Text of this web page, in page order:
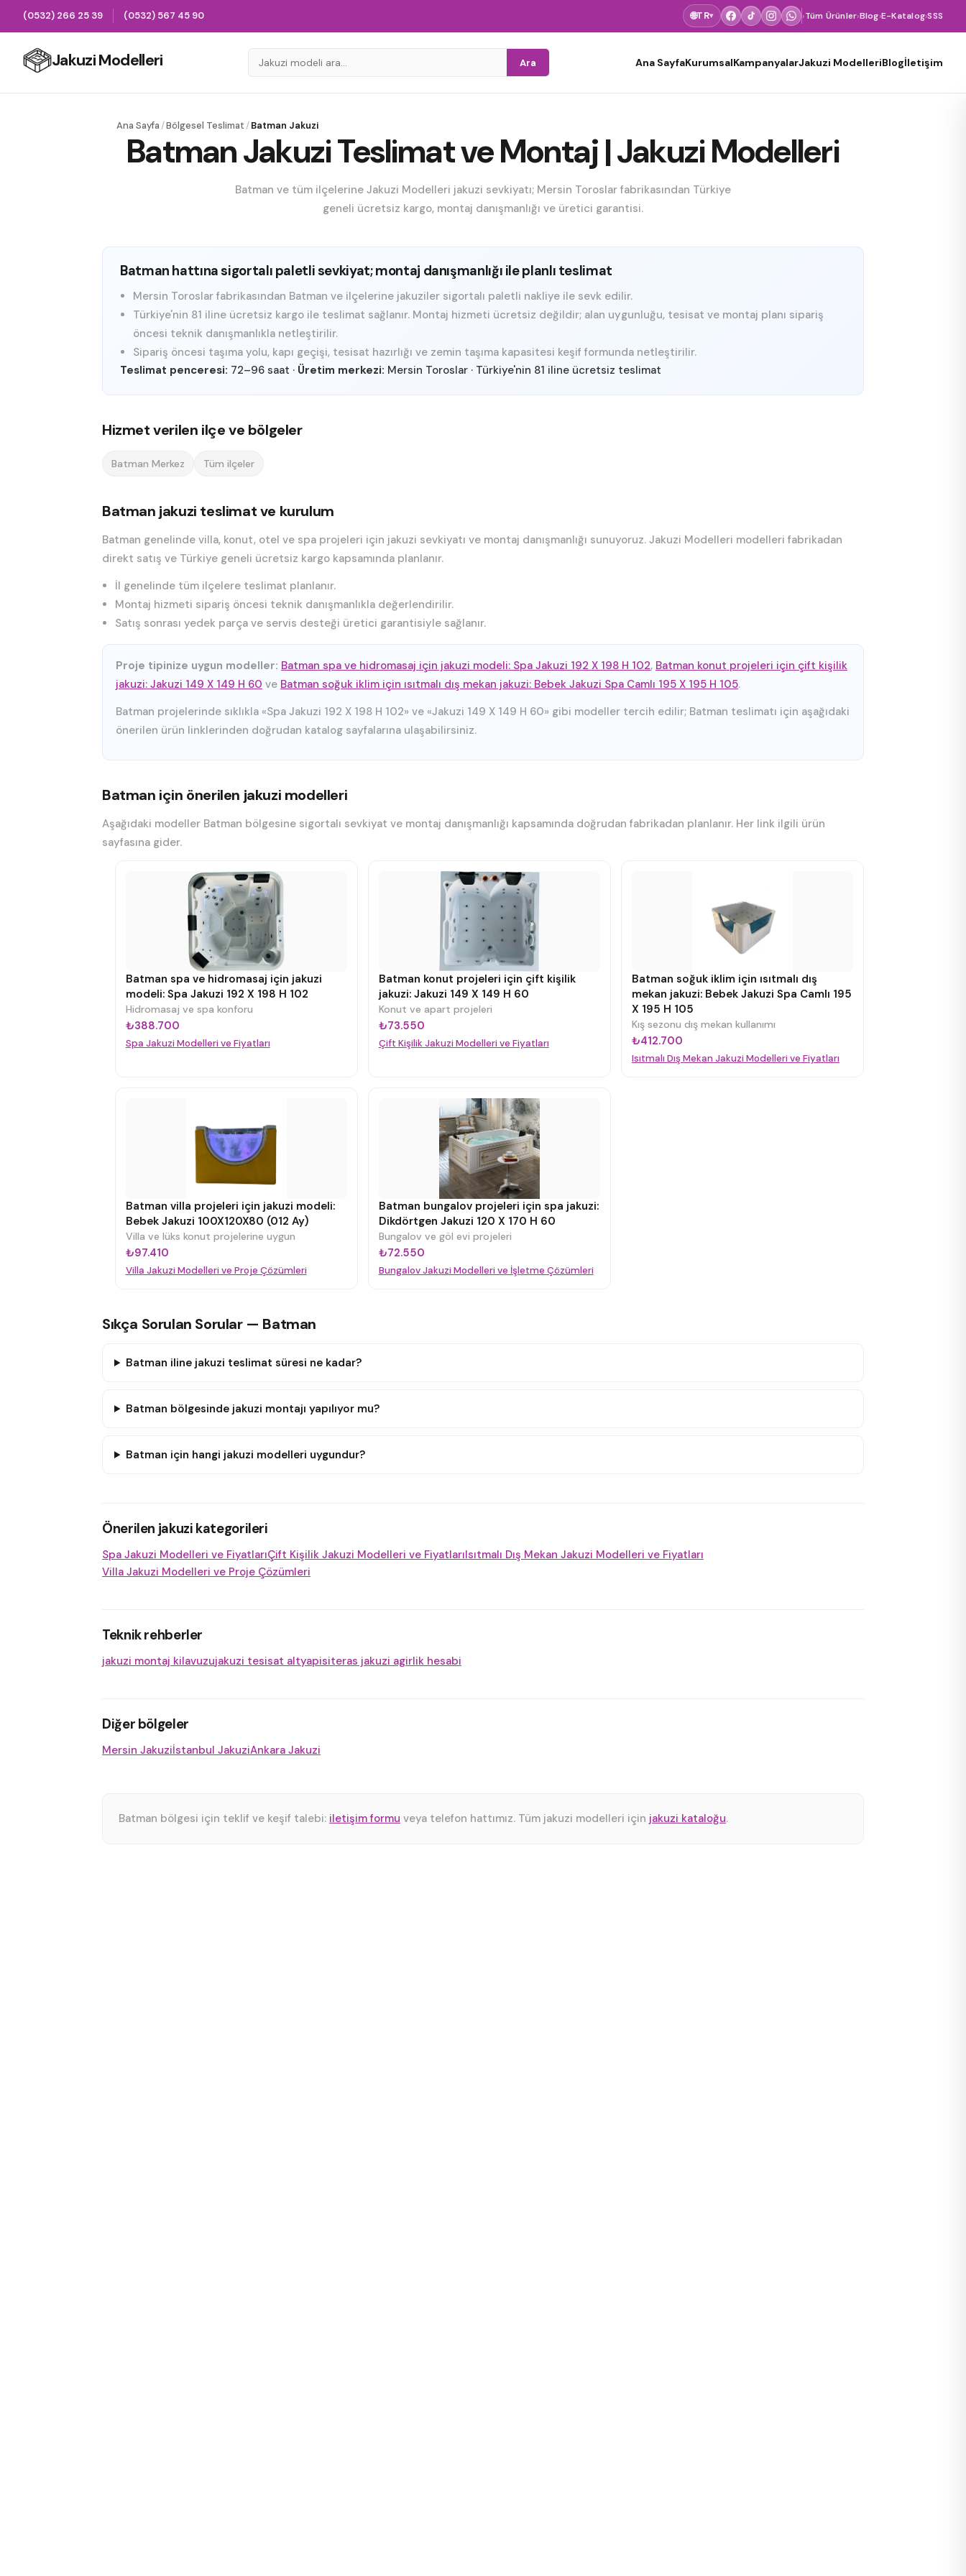
(0532) 266 25 39 (0532) 567 45 90 🌐TR▾ ›Tüm Ürünler›Blog›E-Katalog›SSS
Jakuzi Modelleri Ara Ana SayfaKurumsalKampanyalarJakuzi ModelleriBlogİletişim
Ana Sayfa /Bölgesel Teslimat /Batman Jakuzi
Batman Jakuzi Teslimat ve Montaj | Jakuzi Modelleri
Batman ve tüm ilçelerine Jakuzi Modelleri jakuzi sevkiyatı; Mersin Toroslar fabrikasından Türkiye
geneli ücretsiz kargo, montaj danışmanlığı ve üretici garantisi.
Batman hattına sigortalı paletli sevkiyat; montaj danışmanlığı ile planlı teslimat
Mersin Toroslar fabrikasından Batman ve ilçelerine jakuziler sigortalı paletli nakliye ile sevk edilir.
Türkiye'nin 81 iline ücretsiz kargo ile teslimat sağlanır. Montaj hizmeti ücretsiz değildir; alan uygunluğu, tesisat ve montaj planı sipariş
öncesi teknik danışmanlıkla netleştirilir.
Sipariş öncesi taşıma yolu, kapı geçişi, tesisat hazırlığı ve zemin taşıma kapasitesi keşif formunda netleştirilir.
Teslimat penceresi: 72–96 saat · Üretim merkezi: Mersin Toroslar · Türkiye'nin 81 iline ücretsiz teslimat
Hizmet verilen ilçe ve bölgeler
Batman Merkez Tüm ilçeler
Batman jakuzi teslimat ve kurulum
Batman genelinde villa, konut, otel ve spa projeleri için jakuzi sevkiyatı ve montaj danışmanlığı sunuyoruz. Jakuzi Modelleri modelleri fabrikadan
direkt satış ve Türkiye geneli ücretsiz kargo kapsamında planlanır.
İl genelinde tüm ilçelere teslimat planlanır.
Montaj hizmeti sipariş öncesi teknik danışmanlıkla değerlendirilir.
Satış sonrası yedek parça ve servis desteği üretici garantisiyle sağlanır.
Proje tipinize uygun modeller: Batman spa ve hidromasaj için jakuzi modeli: Spa Jakuzi 192 X 198 H 102, Batman konut projeleri için çift kişilik
jakuzi: Jakuzi 149 X 149 H 60 ve Batman soğuk iklim için ısıtmalı dış mekan jakuzi: Bebek Jakuzi Spa Camlı 195 X 195 H 105.
Batman projelerinde sıklıkla «Spa Jakuzi 192 X 198 H 102» ve «Jakuzi 149 X 149 H 60» gibi modeller tercih edilir; Batman teslimatı için aşağıdaki
önerilen ürün linklerinden doğrudan katalog sayfalarına ulaşabilirsiniz.
Batman için önerilen jakuzi modelleri
Aşağıdaki modeller Batman bölgesine sigortalı sevkiyat ve montaj danışmanlığı kapsamında doğrudan fabrikadan planlanır. Her link ilgili ürün
sayfasına gider.
Batman spa ve hidromasaj için jakuzi
modeli: Spa Jakuzi 192 X 198 H 102
Hidromasaj ve spa konforu
₺388.700
Spa Jakuzi Modelleri ve Fiyatları
Batman konut projeleri için çift kişilik
jakuzi: Jakuzi 149 X 149 H 60
Konut ve apart projeleri
₺73.550
Çift Kişilik Jakuzi Modelleri ve Fiyatları
Batman soğuk iklim için ısıtmalı dış
mekan jakuzi: Bebek Jakuzi Spa Camlı 195
X 195 H 105
Kış sezonu dış mekan kullanımı
₺412.700
Isıtmalı Dış Mekan Jakuzi Modelleri ve Fiyatları
Batman villa projeleri için jakuzi modeli:
Bebek Jakuzi 100X120X80 (012 Ay)
Villa ve lüks konut projelerine uygun
₺97.410
Villa Jakuzi Modelleri ve Proje Çözümleri
Batman bungalov projeleri için spa jakuzi:
Dikdörtgen Jakuzi 120 X 170 H 60
Bungalov ve göl evi projeleri
₺72.550
Bungalov Jakuzi Modelleri ve İşletme Çözümleri
Sıkça Sorulan Sorular — Batman
Batman iline jakuzi teslimat süresi ne kadar?
Batman bölgesinde jakuzi montajı yapılıyor mu?
Batman için hangi jakuzi modelleri uygundur?
Önerilen jakuzi kategorileri
Spa Jakuzi Modelleri ve FiyatlarıÇift Kişilik Jakuzi Modelleri ve FiyatlarıIsıtmalı Dış Mekan Jakuzi Modelleri ve Fiyatları
Villa Jakuzi Modelleri ve Proje Çözümleri
Teknik rehberler
jakuzi montaj kilavuzujakuzi tesisat altyapisiteras jakuzi agirlik hesabi
Diğer bölgeler
Mersin Jakuziİstanbul JakuziAnkara Jakuzi
Batman bölgesi için teklif ve keşif talebi: iletişim formu veya telefon hattımız. Tüm jakuzi modelleri için jakuzi kataloğu.